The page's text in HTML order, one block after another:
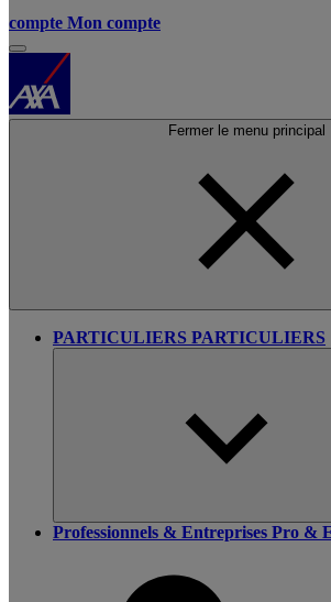
compte Mon compte
Fermer le menu principal
PARTICULIERS PARTICULIERS
Professionnels & Entreprises Pro &